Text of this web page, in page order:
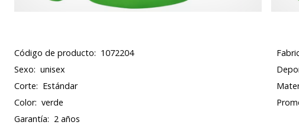
Código de producto: 1072204
Sexo: unisex
Corte: Estándar
Color: verde
Garantía: 2 años